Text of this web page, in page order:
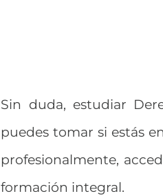
Sin duda, estudiar
puedes tomar si estás
profesionalmente,
formación integral.